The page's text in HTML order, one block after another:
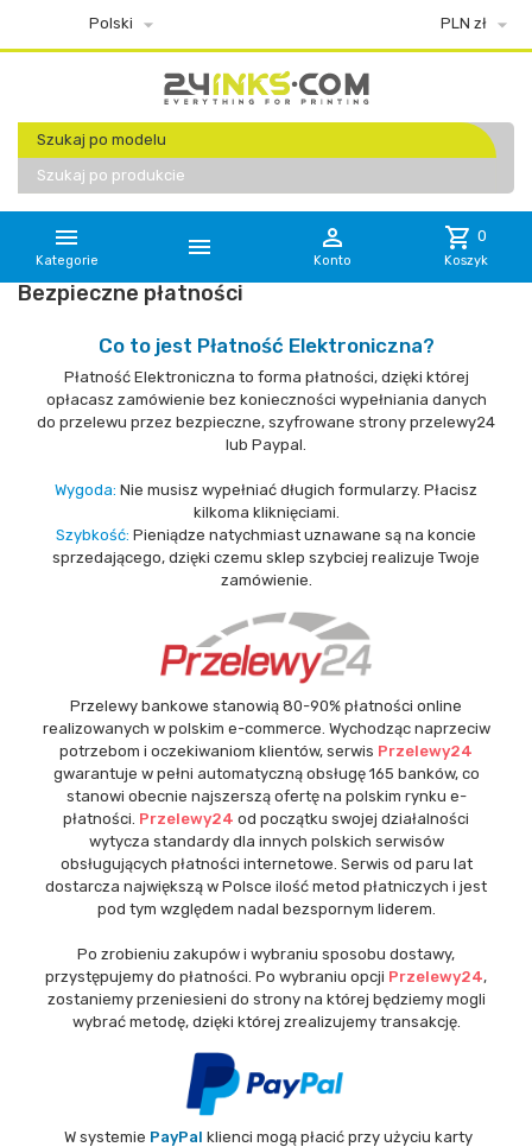
Polski  PLN zł 
Szukaj po modelu
Szukaj po produkcie

Kategorie  
Konto
shopping_cart 0
Koszyk
Bezpieczne płatności
Co to jest Płatność Elektroniczna?
Płatność Elektroniczna to forma płatności, dzięki której
opłacasz zamówienie bez konieczności wypełniania danych
do przelewu przez bezpieczne, szyfrowane strony przelewy24
lub Paypal.
Wygoda: Nie musisz wypełniać długich formularzy. Płacisz
kilkoma kliknięciami.
Szybkość: Pieniądze natychmiast uznawane są na koncie
sprzedającego, dzięki czemu sklep szybciej realizuje Twoje
zamówienie.
Przelewy bankowe stanowią 80-90% płatności online
realizowanych w polskim e-commerce. Wychodząc naprzeciw
potrzebom i oczekiwaniom klientów, serwis Przelewy24
gwarantuje w pełni automatyczną obsługę 165 banków, co
stanowi obecnie najszerszą ofertę na polskim rynku e-
płatności. Przelewy24 od początku swojej działalności
wytycza standardy dla innych polskich serwisów
obsługujących płatności internetowe. Serwis od paru lat
dostarcza największą w Polsce ilość metod płatniczych i jest
pod tym względem nadal bezspornym liderem.
Po zrobieniu zakupów i wybraniu sposobu dostawy,
przystępujemy do płatności. Po wybraniu opcji Przelewy24,
zostaniemy przeniesieni do strony na której będziemy mogli
wybrać metodę, dzięki której zrealizujemy transakcję.
W systemie PayPal klienci mogą płacić przy użyciu karty